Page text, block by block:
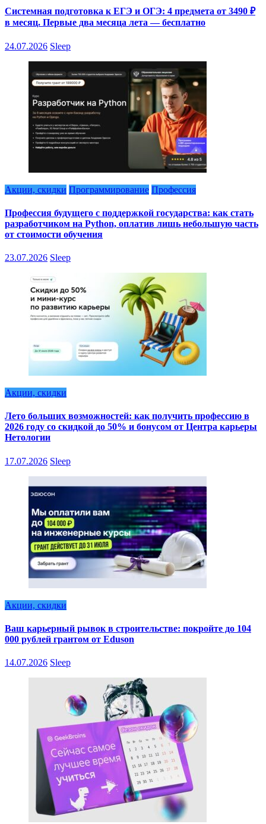
Системная подготовка к ЕГЭ и ОГЭ: 4 предмета от 3490 ₽
в месяц. Первые два месяца лета — бесплатно
24.07.2026 Sleep
Акции, скидки Программирование Профессия
Профессия будущего с поддержкой государства: как стать
разработчиком на Python, оплатив лишь небольшую часть
от стоимости обучения
23.07.2026 Sleep
Акции, скидки
Лето больших возможностей: как получить профессию в
2026 году со скидкой до 50% и бонусом от Центра карьеры
Нетологии
17.07.2026 Sleep
Акции, скидки
Ваш карьерный рывок в строительстве: покройте до 104
000 рублей грантом от Eduson
14.07.2026 Sleep